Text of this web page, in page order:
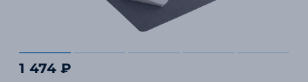
1 474 ₽